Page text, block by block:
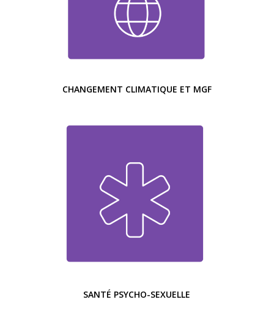
CHANGEMENT CLIMATIQUE ET MGF
SANTÉ PSYCHO-SEXUELLE